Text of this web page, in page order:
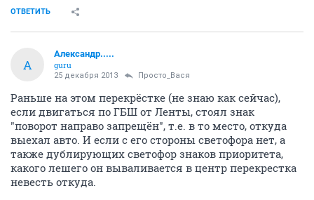
ОТВЕТИТЬ
А
Александр.....
guru
25 декабря 2013 Просто_Вася
Раньше на этом перекрёстке (не знаю как сейчас),
если двигаться по ГБШ от Ленты, стоял знак
"поворот направо запрещён", т.е. в то место, откуда
выехал авто. И если с его стороны светофора нет, а
также дублирующих светофор знаков приоритета,
какого лешего он вываливается в центр перекрестка
невесть откуда.